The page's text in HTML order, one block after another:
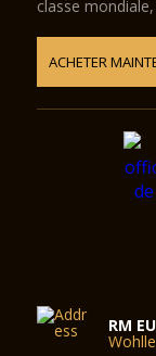
classe
ACHETER
RM